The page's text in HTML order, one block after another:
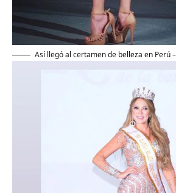
Así llegó al certamen de belleza en Perú